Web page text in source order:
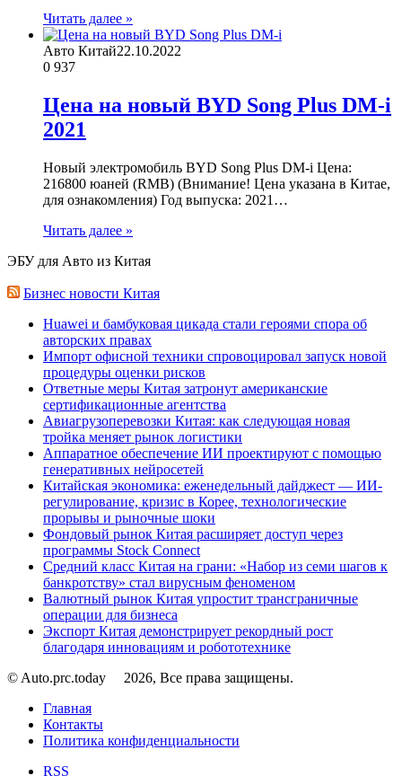
Читать далее »
Авто Китай22.10.2022
0 937
Цена на новый BYD Song Plus DM-i
2021
Новый электромобиль BYD Song Plus DM-i Цена:
216800 юаней (RMB) (Внимание! Цена указана в Китае,
для ознакомления) Год выпуска: 2021…
Читать далее »
ЭБУ для Авто из Китая
Бизнес новости Китая
Huawei и бамбуковая цикада стали героями спора об
авторских правах
Импорт офисной техники спровоцировал запуск новой
процедуры оценки рисков
Ответные меры Китая затронут американские
сертификационные агентства
Авиагрузоперевозки Китая: как следующая новая
тройка меняет рынок логистики
Аппаратное обеспечение ИИ проектируют с помощью
генеративных нейросетей
Китайская экономика: еженедельный дайджест — ИИ-
регулирование, кризис в Корее, технологические
прорывы и рыночные шоки
Фондовый рынок Китая расширяет доступ через
программы Stock Connect
Средний класс Китая на грани: «Набор из семи шагов к
банкротству» стал вирусным феноменом
Валютный рынок Китая упростит трансграничные
операции для бизнеса
Экспорт Китая демонстрирует рекордный рост
благодаря инновациям и робототехнике
© Auto.prc.today
2026, Все права защищены.
Главная
Контакты
Политика конфиденциальности
RSS